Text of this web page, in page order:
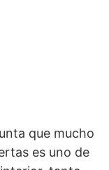
que mucho
es uno de